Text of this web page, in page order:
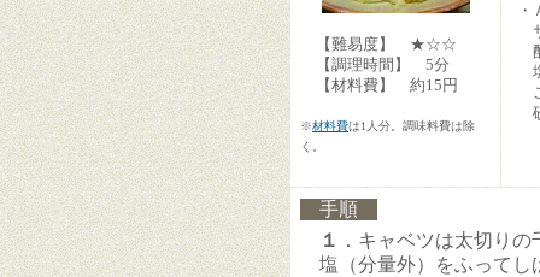
【難易度】 ★☆☆
【調理時間】 5分
【材料費】 約15円
※材料費は1人分。調味料費は除
く。
・
手順
１ ．キャベツは太切り
塩（分量外）をふってし